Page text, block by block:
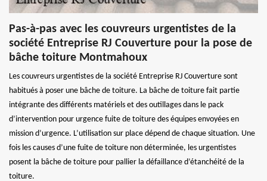
Pas-à-pas avec les couvreurs urgentistes de la
société Entreprise RJ Couverture pour la pose de
bâche toiture Montmahoux
Les couvreurs urgentistes de la société Entreprise RJ Couverture sont
habitués à poser une bâche de toiture. La bâche de toiture fait partie
intégrante des différents matériels et des outillages dans le pack
d’intervention pour urgence fuite de toiture des équipes envoyées en
mission d’urgence. L’utilisation sur place dépend de chaque situation. Une
fois les causes d’une fuite de toiture non déterminée, les urgentistes
posent la bâche de toiture pour pallier la défaillance d’étanchéité de la
toiture.